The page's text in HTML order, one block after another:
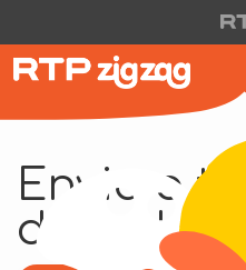
Envia o teu
desenho!